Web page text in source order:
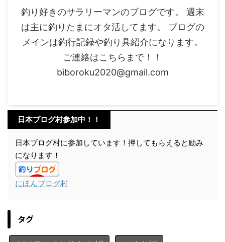
釣り好きのサラリーマンのブログです。 週末
は主に釣りたまにオタ活してます。 ブログの
メインは釣行記録や釣り具紹介になります。
ご連絡はこちらまで！！
biboroku2020@gmail.com
日本ブログ村参加中！！
日本ブログ村に参加しています！押してもらえると励み
になります！
にほんブログ村
タグ